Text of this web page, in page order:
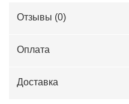
Отзывы (0)
Оплата
Доставка